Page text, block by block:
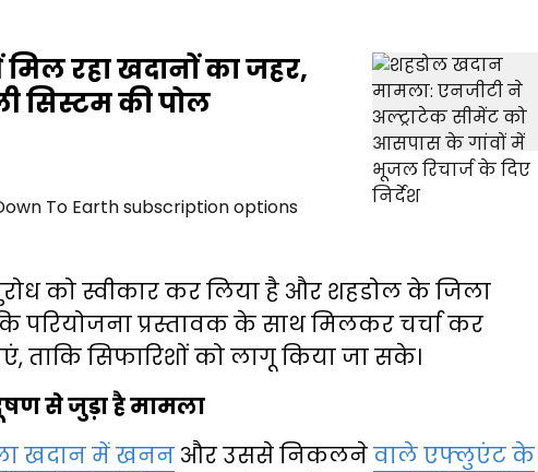
मिल रहा खदानों का जहर,
सिस्टम की पोल
को स्वीकार कर लिया है और शहडोल के जिला
परियोजना प्रस्तावक के साथ मिलकर चर्चा कर
सिफारिशों को लागू किया जा सके।
से जुड़ा है मामला
खदान में खनन और उससे निकलनेवाले एफ्लुएंट के